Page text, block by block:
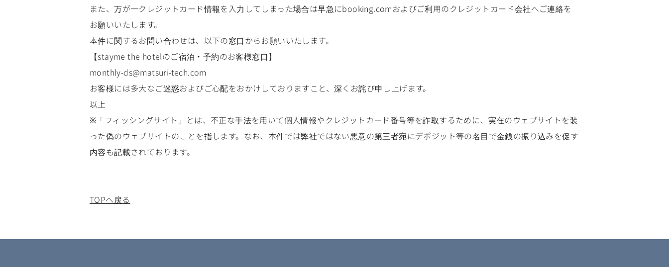
また、万が一クレジットカード情報を入力してしまった場合は早急にbooking.comおよびご利用のクレジットカード会社へご連絡を
お願いいたします。
本件に関するお問い合わせは、以下の窓口からお願いいたします。
【stayme the hotelのご宿泊・予約のお客様窓口】
monthly-ds@matsuri-tech.com
お客様には多大なご迷惑およびご心配をおかけしておりますこと、深くお詫び申し上げます。
以上
※「フィッシングサイト」とは、不正な手法を用いて個人情報やクレジットカード番号等を詐取するために、実在のウェブサイトを装
った偽のウェブサイトのことを指します。なお、本件では弊社ではない悪意の第三者宛にデポジット等の名目で金銭の振り込みを促す
内容も記載されております。
TOPへ戻る